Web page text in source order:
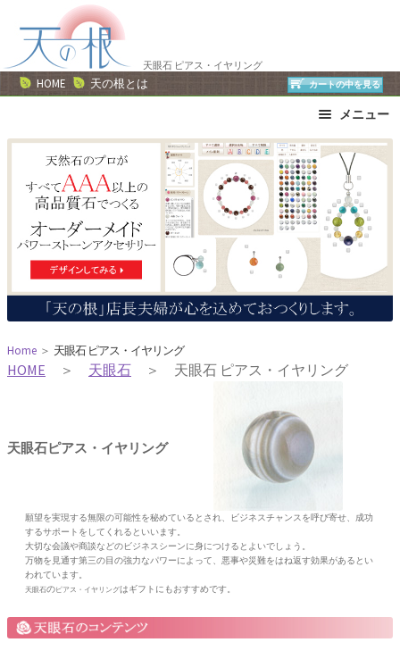
ー
シ
ン
ン
ツ
ス
天眼石 ピアス・イヤリング
HOME 天の根とは カートの中を見る
メニュー
ブレスレット
ストラップ
ネックレス
ピアス・イヤリング
リング
運勢で選ぶ
誕生石で選ぶ
色で選ぶ
干支石で選ぶ
星座石で選ぶ
石の名前で選ぶ
パワーストーン一覧
Home ＞ 天眼石 ピアス・イヤリング
HOME ＞ 天眼石 ＞ 天眼石 ピアス・イヤリング
天眼石ピアス・イヤリング
願望を実現する無限の可能性を秘めているとされ、ビジネスチャンスを呼び寄せ、成功
するサポートをしてくれるといいます。
大切な会議や商談などのビジネスシーンに身につけるとよいでしょう。
万物を見通す第三の目の強力なパワーによって、悪事や災難をはね返す効果があるとい
われています。
天眼石のピアス・イヤリングはギフトにもおすすめです。